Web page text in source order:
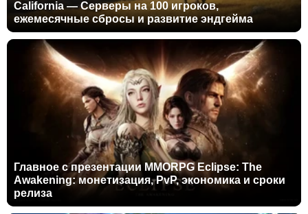
California — Серверы на 100 игроков,
ежемесячные сбросы и развитие эндгейма
Главное с презентации MMORPG Eclipse: The
Awakening: монетизация, PvP, экономика и сроки
релиза